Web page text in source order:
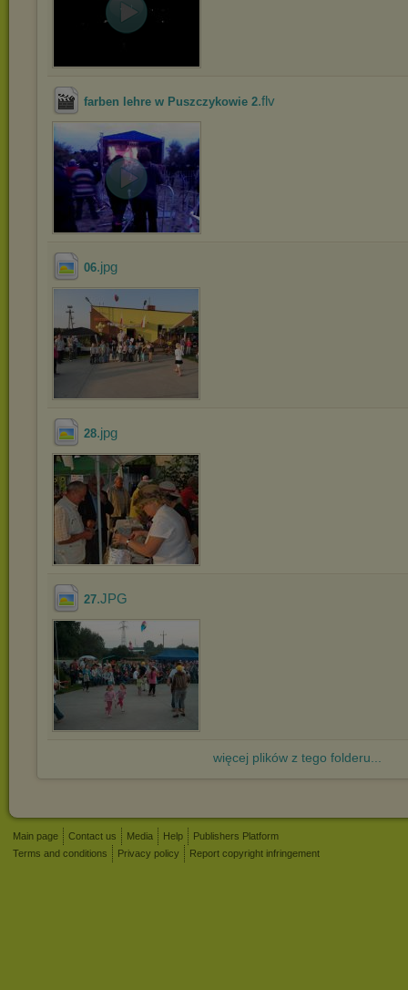
farben lehre w Puszczykowie 2.flv
06.jpg
28.jpg
27.JPG
więcej plików z tego folderu...
Main page Contact us Media Help
Publishers Platform
Terms and conditions
Privacy policy Report copyright infringement